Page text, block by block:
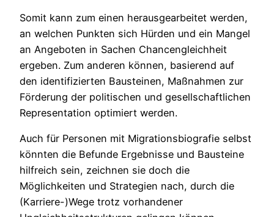
Somit kann zum einen herausgearbeitet werden,
an welchen Punkten sich Hürden und ein Mangel
an Angeboten in Sachen Chancengleichheit
ergeben. Zum anderen können, basierend auf
den identifizierten Bausteinen, Maßnahmen zur
Förderung der politischen und gesellschaftlichen
Representation optimiert werden.
Auch für Personen mit Migrationsbiografie selbst
könnten die Befunde Ergebnisse und Bausteine
hilfreich sein, zeichnen sie doch die
Möglichkeiten und Strategien nach, durch die
(Karriere-)Wege trotz vorhandener